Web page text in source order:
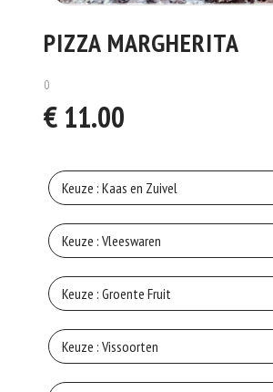
PIZZA MARGHERITA
0
€ 11.00
Keuze : Kaas en Zuivel
Keuze : Vleeswaren
Keuze : Groente Fruit
Keuze : Vissoorten